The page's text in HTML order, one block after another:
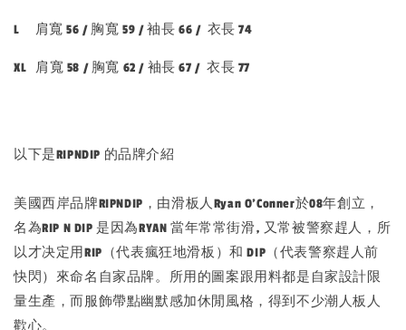
L 肩寬 56 / 胸寬 59 / 袖長 66 / 衣長 74
XL 肩寬 58 / 胸寬 62 / 袖長 67 / 衣長 77
以下是RIPNDIP 的品牌介紹
美國西岸品牌RIPNDIP，由滑板人Ryan O’Conner於08年創立，
名為RIP N DIP 是因為RYAN 當年常常街滑, 又常被警察趕人，所
以才决定用RIP（代表瘋狂地滑板）和 DIP（代表警察趕人前
快閃）來命名自家品牌。所用的圖案跟用料都是自家設計限
量生產，而服飾帶點幽默感加休閒風格，得到不少潮人板人
歡心。